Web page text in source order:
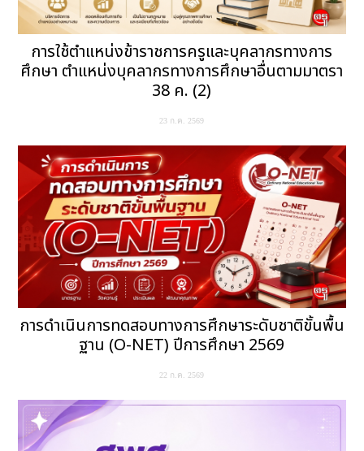
การใช้ตำแหน่งข้าราชการครูและบุคลากรทางการ
ศึกษา ตำแหน่งบุคลากรทางการศึกษาอื่นตามมาตรา
38 ค. (2)
23 ก.ค. 2569
การดำเนินการทดสอบทางการศึกษาระดับชาติขั้นพื้น
ฐาน (O-NET) ปีการศึกษา 2569
22 ก.ค. 2569